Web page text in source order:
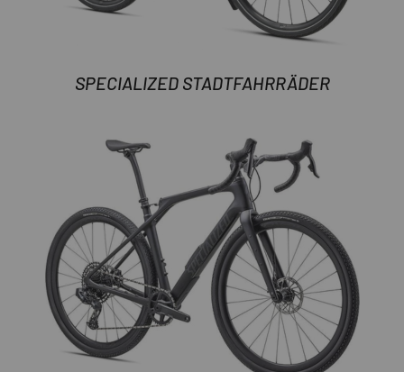
SPECIALIZED STADTFAHRRÄDER